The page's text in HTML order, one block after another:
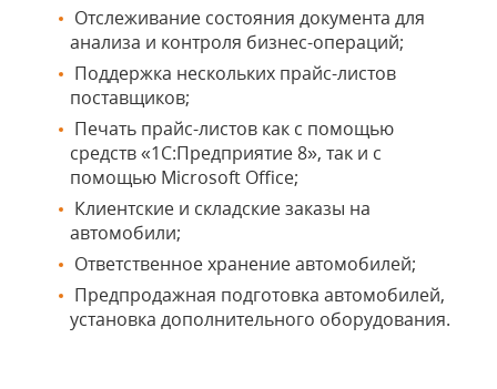
Отслеживание состояния документа для
анализа и контроля бизнес-операций;
Поддержка нескольких прайс-листов
поставщиков;
Печать прайс-листов как с помощью
средств «1С:Предприятие 8», так и с
помощью Microsoft Office;
Клиентские и складские заказы на
автомобили;
Ответственное хранение автомобилей;
Предпродажная подготовка автомобилей,
установка дополнительного оборудования.